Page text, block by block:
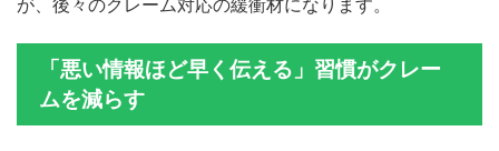
「悪い情報ほど早く伝える」習慣がクレー
ムを減らす